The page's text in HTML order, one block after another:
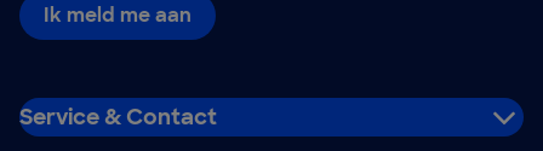
Ik meld me aan
Service & Contact